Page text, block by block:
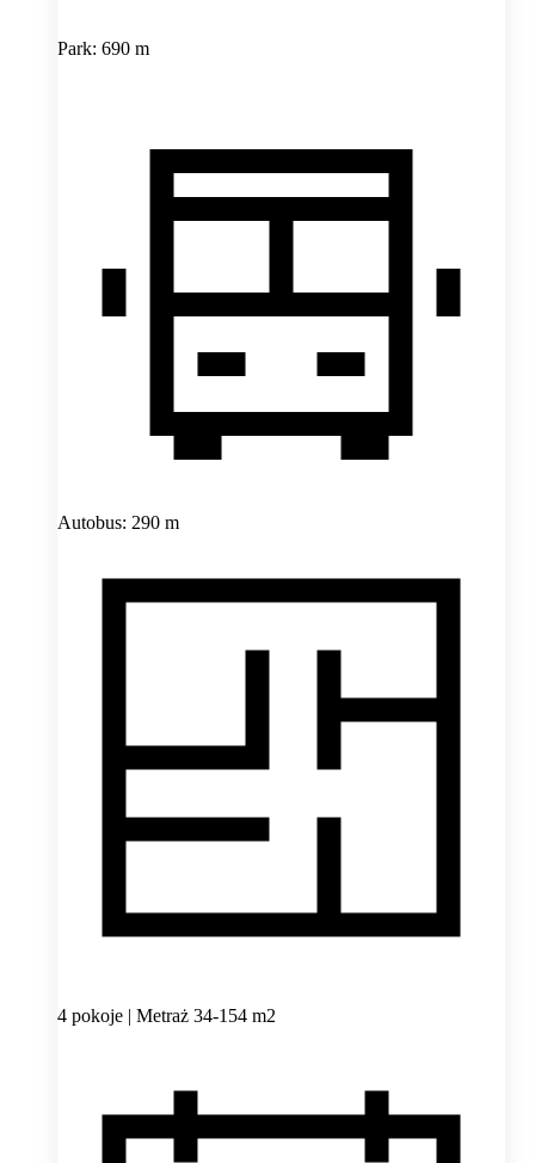
Park: 690 m
Autobus: 290 m
4 pokoje | Metraż 34-154 m2